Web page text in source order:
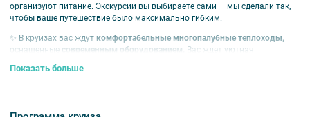
организуют питание. Экскурсии вы выбираете сами — мы сделали так,
чтобы ваше путешествие было максимально гибким.
✨ В круизах вас ждут комфортабельные многопалубные теплоходы,
оснащенные современным оборудованием. Вас ждет уютная
программа, чтобы ваше путешествие было незабываемым и приятным.
Показать больше